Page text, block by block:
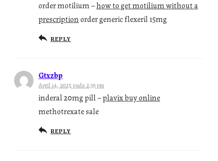
order motilium –how to get motilium without a
prescriptionorder generic flexeril 15mg
REPLY
Gtxzbp
April 14, 2025 pada 2:39 pm
inderal 20mg pill –plavix buy online
methotrexate sale
REPLY